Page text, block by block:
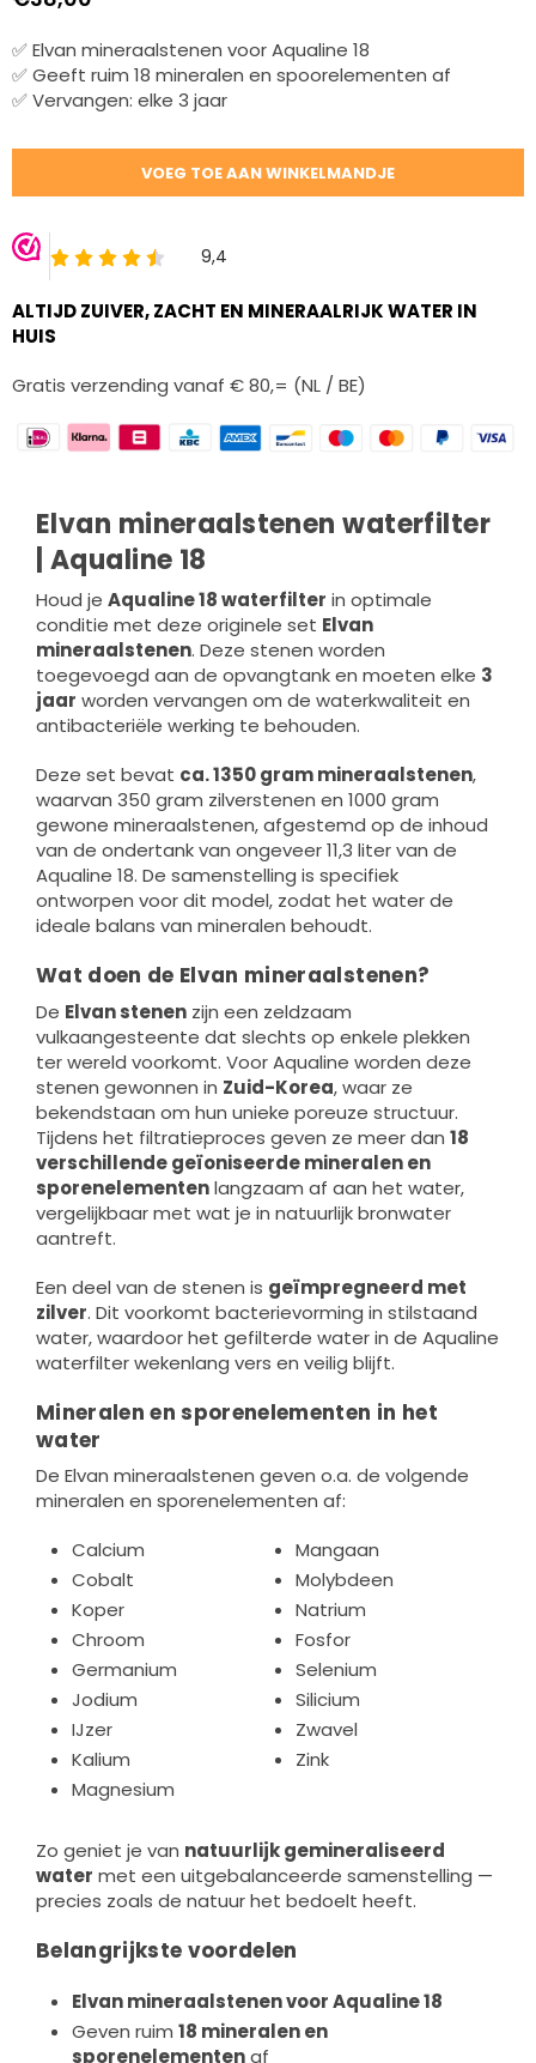
Normale
✅ Elvan mineraalstenen voor Aqualine 18
✅ Geeft ruim 18 mineralen en spoorelementen af
✅ Vervangen: elke 3 jaar
VOEG TOE AAN WINKELMANDJE
ALTIJD ZUIVER, ZACHT EN MINERAALRIJK WATER IN
HUIS
Gratis verzending vanaf € 80,= (NL / BE)
Elvan mineraalstenen waterfilter
| Aqualine 18
Houd je Aqualine 18 waterfilter in optimale
conditie met deze originele set Elvan
mineraalstenen. Deze stenen worden
toegevoegd aan de opvangtank en moeten elke 3
jaar worden vervangen om de waterkwaliteit en
antibacteriële werking te behouden.
Deze set bevat ca. 1350 gram mineraalstenen,
waarvan 350 gram zilverstenen en 1000 gram
gewone mineraalstenen, afgestemd op de inhoud
van de ondertank van ongeveer 11,3 liter van de
Aqualine 18. De samenstelling is specifiek
ontworpen voor dit model, zodat het water de
ideale balans van mineralen behoudt.
Wat doen de Elvan mineraalstenen?
De Elvan stenen zijn een zeldzaam
vulkaangesteente dat slechts op enkele plekken
ter wereld voorkomt. Voor Aqualine worden deze
stenen gewonnen in Zuid-Korea, waar ze
bekendstaan om hun unieke poreuze structuur.
Tijdens het filtratieproces geven ze meer dan 18
verschillende geïoniseerde mineralen en
sporenelementenlangzaam af aan het water,
vergelijkbaar met wat je in natuurlijk bronwater
aantreft.
Een deel van de stenen is geïmpregneerd met
zilver. Dit voorkomt bacterievorming in stilstaand
water, waardoor het gefilterde water in de Aqualine
waterfilter wekenlang vers en veilig blijft.
Mineralen en sporenelementen in het
water
De Elvan mineraalstenen geven o.a. de volgende
mineralen en sporenelementen af:
Calcium
Cobalt
Koper
Chroom
Germanium
Jodium
IJzer
Kalium
Magnesium
Mangaan
Molybdeen
Natrium
Fosfor
Selenium
Silicium
Zwavel
Zink
Zo geniet je van natuurlijk gemineraliseerd
water met een uitgebalanceerde samenstelling —
precies zoals de natuur het bedoelt heeft.
Belangrijkste voordelen
Elvan mineraalstenen voor Aqualine 18
Geven ruim 18 mineralen en
sporenelementenaf